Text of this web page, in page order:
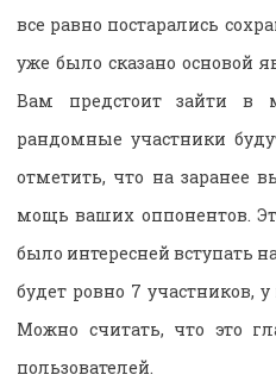
все равно постарались
уже было сказано основой
Вам предстоит зайти в
рандомные участники
отметить, что на заранее
мощь ваших оппонентов.
было интересней вступать
будет ровно 7 участников,
Можно считать, что это
пользователей.